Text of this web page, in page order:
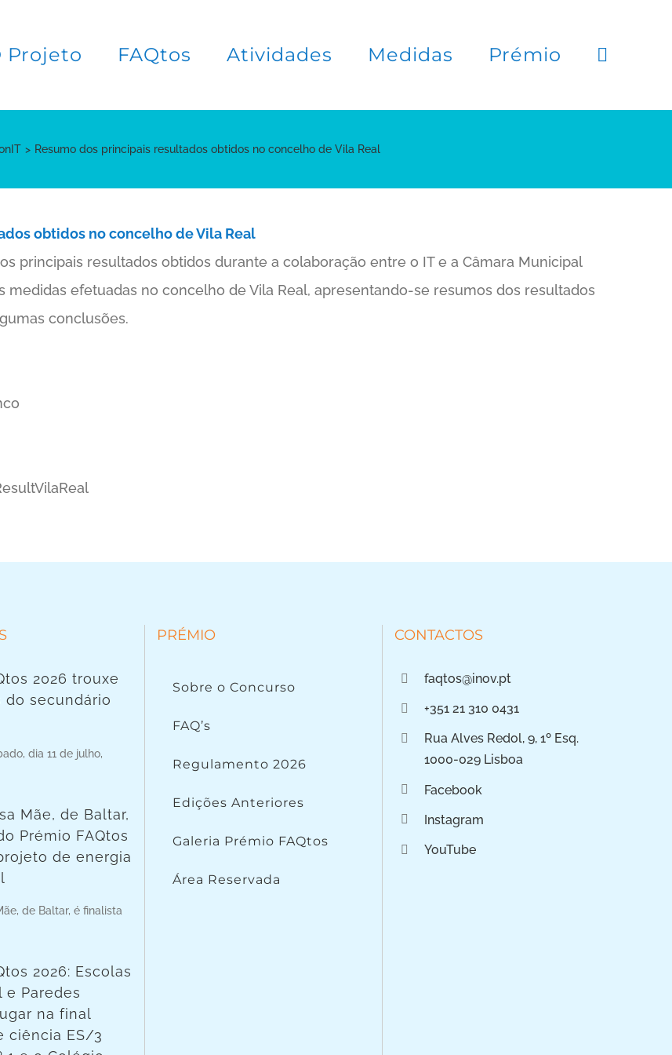
Projeto FAQtos Atividades Medidas Prémio
Resumo dos principais resultados obtidos no concelho de Vila Real
obtidos no concelho de Vila Real
principais resultados obtidos durante a colaboração entre o IT e a Câmara Municipal
medidas efetuadas no concelho de Vila Real, apresentando-se resumos dos resultados
conclusões.
2026 trouxe
do secundário
dia 11 de julho,
Mãe, de Baltar,
Prémio FAQtos
de energia
de Baltar, é finalista
2026: Escolas
e Paredes
na final
ciência ES/3
PRÉMIO
Sobre o Concurso
FAQ’s
Regulamento 2026
Edições Anteriores
Galeria Prémio FAQtos
Área Reservada
CONTACTOS
faqtos@inov.pt
+351 21 310 0431
Rua Alves Redol, 9, 1º Esq.
1000-029 Lisboa
Facebook
Instagram
YouTube